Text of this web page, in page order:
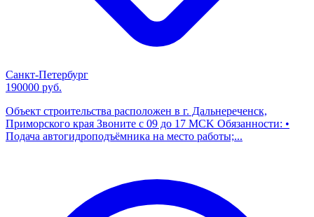
Санкт-Петербург
190000 руб.
Объект строительства расположен в г. Дальнереченск,
Приморского края Звоните с 09 до 17 МСK Обязанности: •
Подача автогидроподъёмника нa место работы;...